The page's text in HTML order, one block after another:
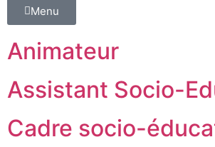
Menu
Animateur
Assistant Socio-
Cadre socio-